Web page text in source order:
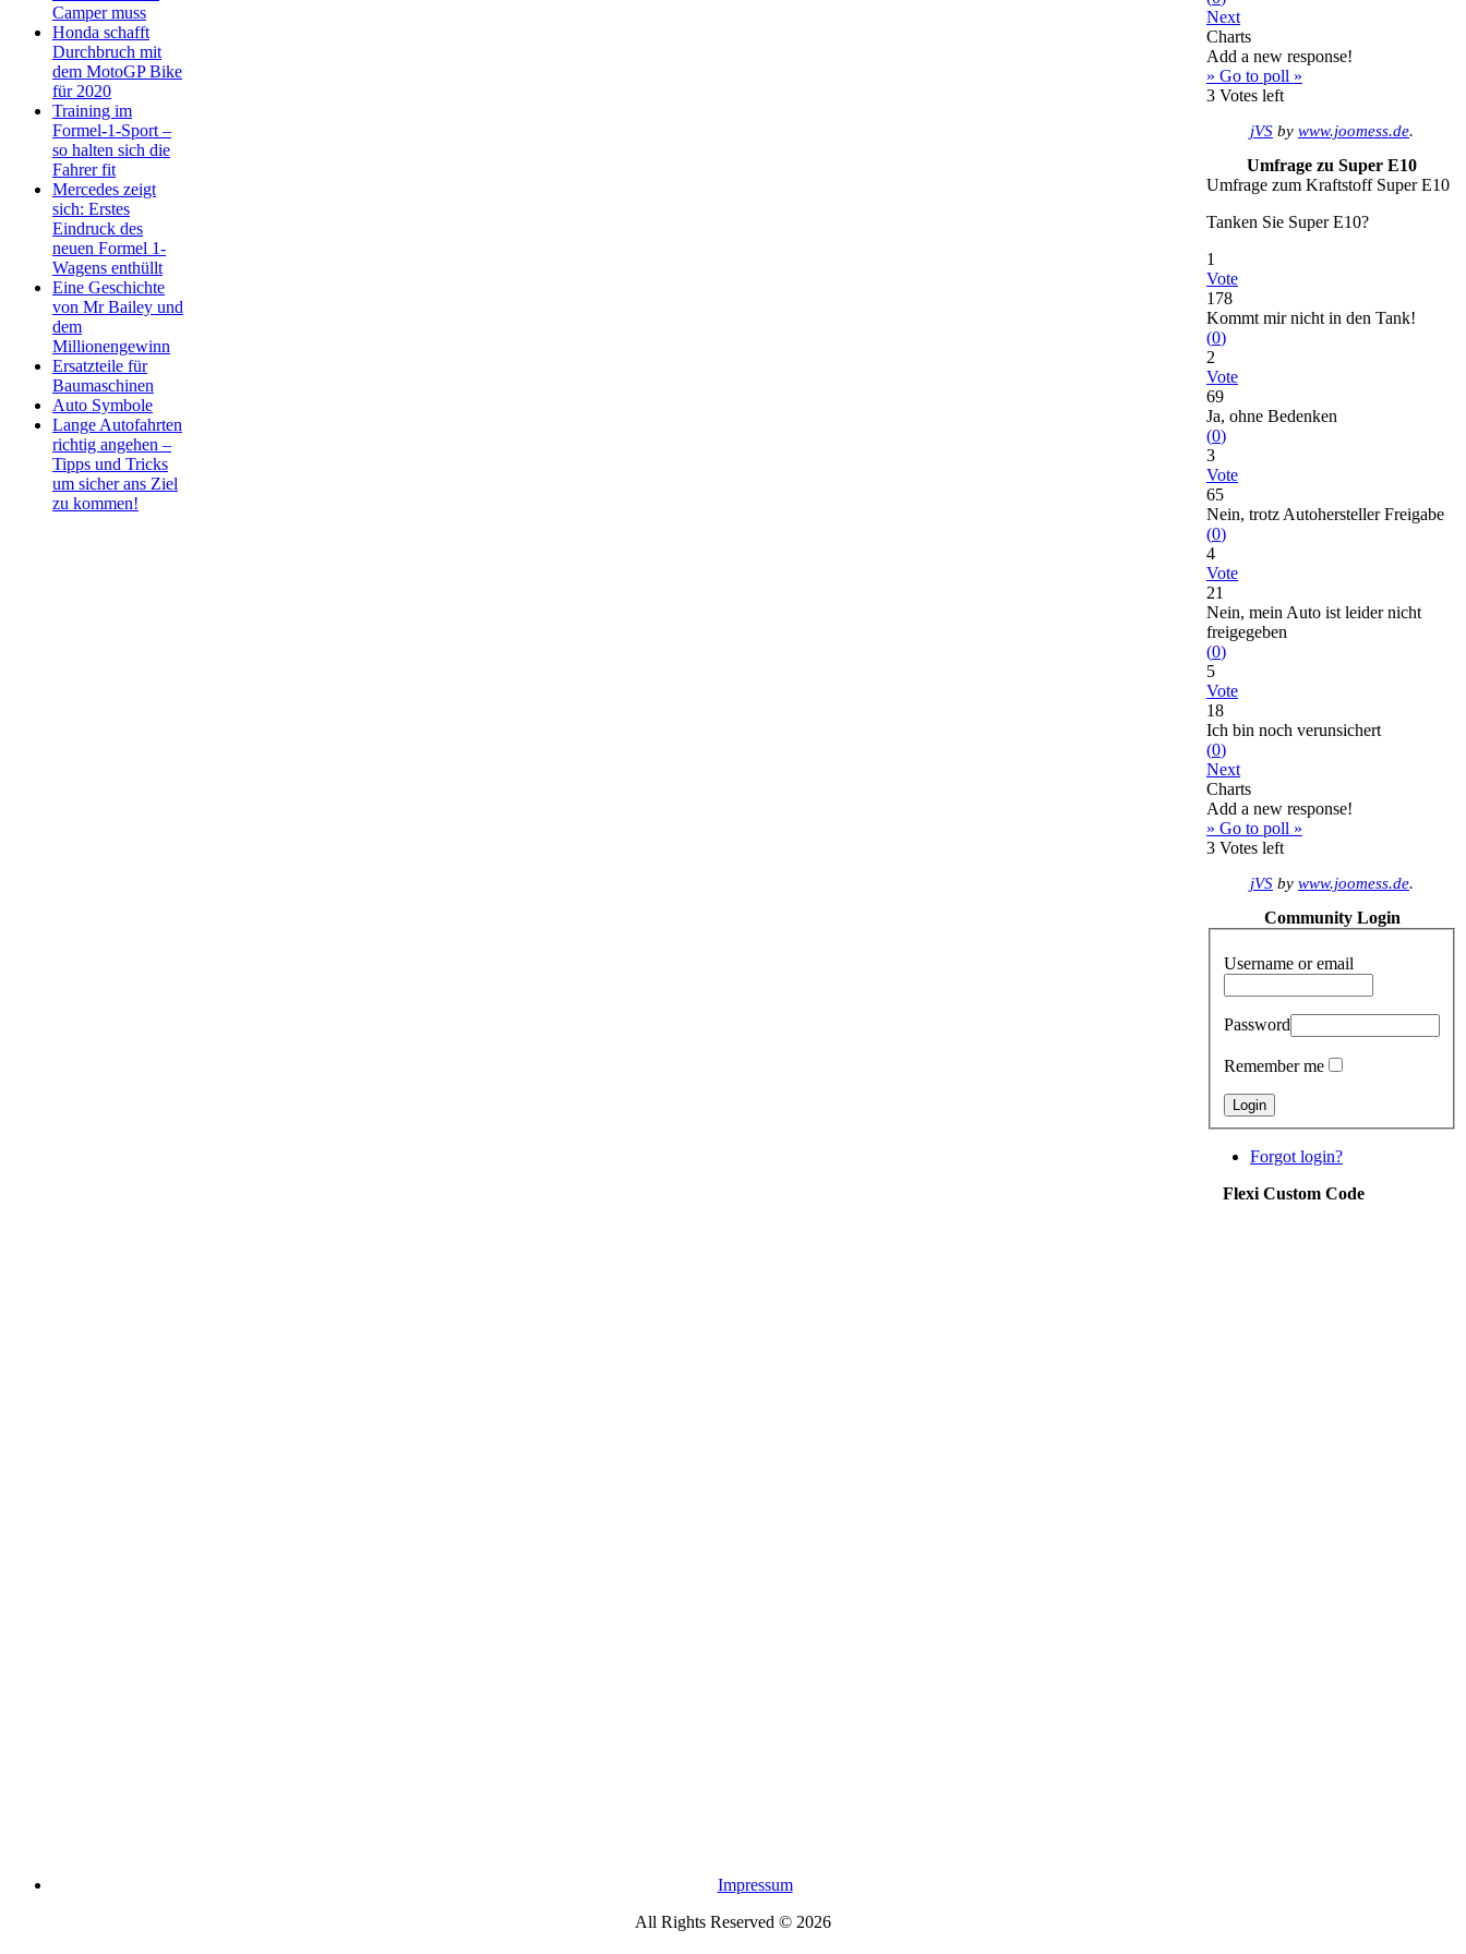
Camper muss
Honda schafft
Durchbruch mit
dem MotoGP Bike
für 2020
Training im
Formel-1-Sport –
so halten sich die
Fahrer fit
Mercedes zeigt
sich: Erstes
Eindruck des
neuen Formel 1-
Wagens enthüllt
Eine Geschichte
von Mr Bailey und
dem
Millionengewinn
Ersatzteile für
Baumaschinen
Auto Symbole
Lange Autofahrten
richtig angehen –
Tipps und Tricks
um sicher ans Ziel
zu kommen!
Next
Charts
Add a new response!
» Go to poll »
3 Votes left
jVS by www.joomess.de.
Umfrage zu Super E10
Umfrage zum Kraftstoff Super E10
Tanken Sie Super E10?
1
Vote
178
Kommt mir nicht in den Tank!
(0)
2
Vote
69
Ja, ohne Bedenken
(0)
3
Vote
65
Nein, trotz Autohersteller Freigabe
(0)
4
Vote
21
Nein, mein Auto ist leider nicht
freigegeben
(0)
5
Vote
18
Ich bin noch verunsichert
(0)
Next
Charts
Add a new response!
» Go to poll »
3 Votes left
jVS by www.joomess.de.
Community Login
Username or email
Password
Remember me
Forgot login?
Flexi Custom Code
Impressum
All Rights Reserved © 2026